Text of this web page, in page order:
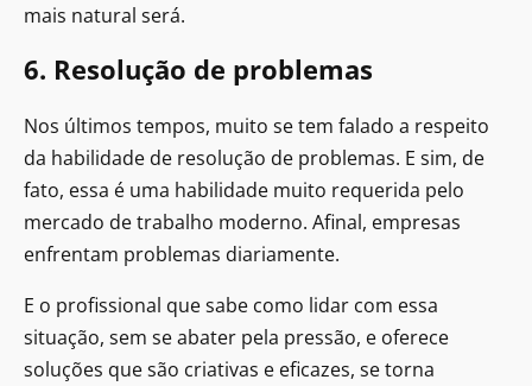
mais natural será.
6. Resolução de problemas
Nos últimos tempos, muito se tem falado a respeito
da habilidade de resolução de problemas. E sim, de
fato, essa é uma habilidade muito requerida pelo
mercado de trabalho moderno. Afinal, empresas
enfrentam problemas diariamente.
E o profissional que sabe como lidar com essa
situação, sem se abater pela pressão, e oferece
soluções que são criativas e eficazes, se torna